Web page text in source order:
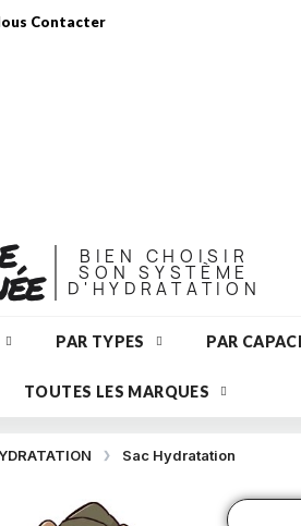
Contacter
BIEN CHOISIR
SON SYSTÈME
D'HYDRATATION
PAR TYPES PAR
TOUTES LES MARQUES
Sac Hydratation